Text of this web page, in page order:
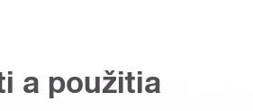
a použitia